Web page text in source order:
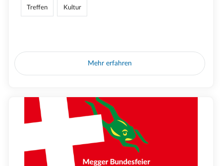
Treffen Kultur
Mehr erfahren